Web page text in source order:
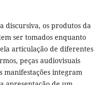
discursiva, os produtos da
ser tomados enquanto
articulação de diferentes
peças audiovisuais
manifestações integram